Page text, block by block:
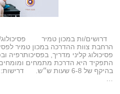
דרושים/ות במכון טמיר פסיכולוג/
הרחבת צוות ההדרכה במכון טמיר
פסיכולוג קליני מדריך, בפסיכותרפיה
התפקיד היא הדרכת מתמחים
בהיקף של 6-8 שעות ש״ש.